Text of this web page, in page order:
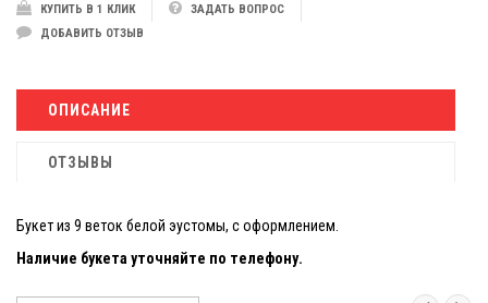
КУПИТЬ В 1 КЛИК
ЗАДАТЬ ВОПРОС
ДОБАВИТЬ ОТЗЫВ
ОПИСАНИЕ
ОТЗЫВЫ
Букет из 9 веток белой эустомы, с оформлением.
Наличие букета уточняйте по телефону.